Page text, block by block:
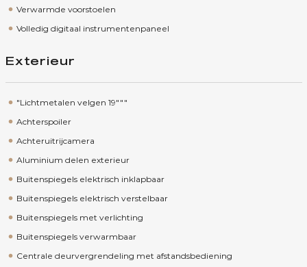
Verwarmde voorstoelen
Volledig digitaal instrumentenpaneel
Exterieur
"Lichtmetalen velgen 19"""
Achterspoiler
Achteruitrijcamera
Aluminium delen exterieur
Buitenspiegels elektrisch inklapbaar
Buitenspiegels elektrisch verstelbaar
Buitenspiegels met verlichting
Buitenspiegels verwarmbaar
Centrale deurvergrendeling met afstandsbediening